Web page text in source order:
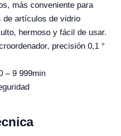
más conveniente para
de artículos de vidrio
hermoso y fácil de usar.
precisión 0,1 °
– 9 999min